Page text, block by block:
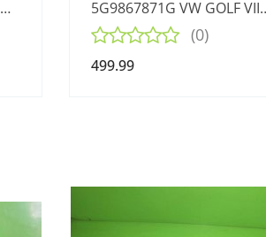
5G9867871G VW GOLF VII
KOMBI 12-16
(0)
499.99